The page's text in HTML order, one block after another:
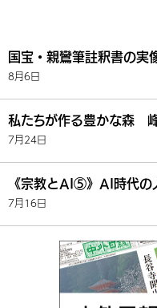
国宝・親鸞筆註釈書の
8月6日
私たちが作る豊かな森
7月24日
《宗教とAI⑤》AI時代
7月16日